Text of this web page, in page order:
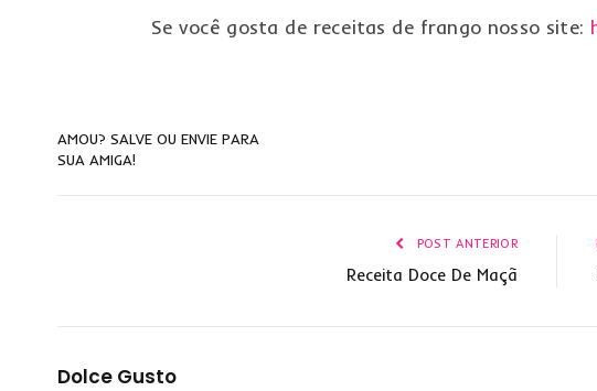
Se você gosta de receitas de frango nosso site:
AMOU? SALVE OU ENVIE PARA
SUA AMIGA!
POST ANTERIOR
Receita Doce De Maçã
Dolce Gusto